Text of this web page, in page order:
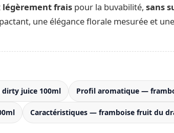
légèrement frais pour la buvabilité,sans
une élégance florale mesurée et
juice 100ml Profil aromatique —
Caractéristiques — framboise fruit du